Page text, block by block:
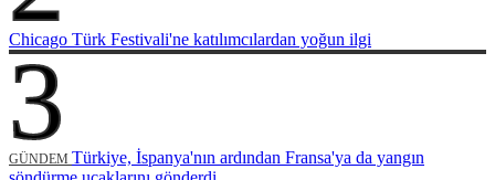
Chicago Türk Festivali'ne katılımcılardan yoğun ilgi
3
GÜNDEM Türkiye, İspanya'nın ardından Fransa'ya da yangın